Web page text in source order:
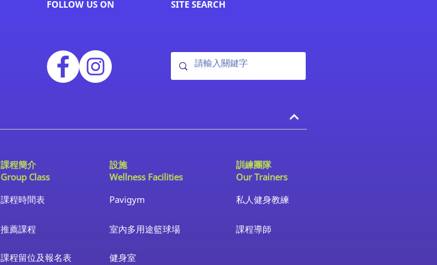
FOLLOW US ON SITE SEARCH
課程簡介
Group Class
課程時間表
設施
Wellness Facilities
Pavigym
訓練團隊
Our Trainers
私人健身教練
推薦課程
課程留位及報名表
室內多用途籃球場
健身室
課程導師